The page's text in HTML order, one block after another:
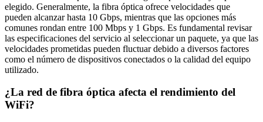
elegido. Generalmente, la fibra óptica ofrece velocidades que
pueden alcanzar hasta 10 Gbps, mientras que las opciones más
comunes rondan entre 100 Mbps y 1 Gbps. Es fundamental revisar
las especificaciones del servicio al seleccionar un paquete, ya que las
velocidades prometidas pueden fluctuar debido a diversos factores
como el número de dispositivos conectados o la calidad del equipo
utilizado.
¿La red de fibra óptica afecta el rendimiento del
WiFi?